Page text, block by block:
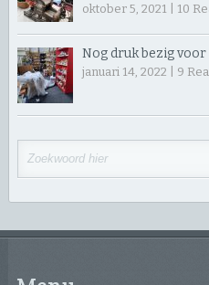
oktober 5, 2021 | 10
Nog druk bezig voor
januari 14, 2022 | 9